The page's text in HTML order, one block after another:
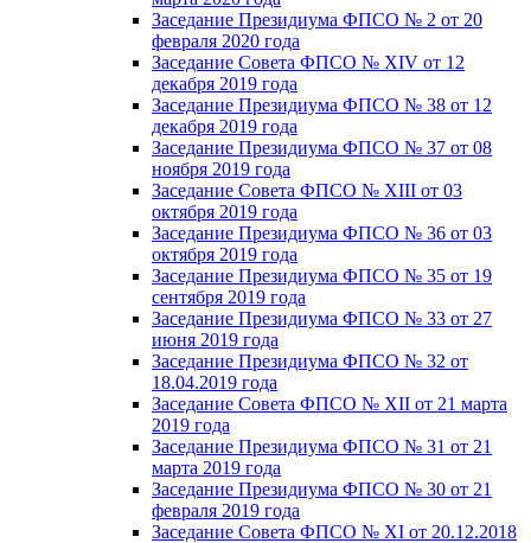
Заседание Президиума ФПСО № 2 от 20
февраля 2020 года
Заседание Совета ФПСО № XIV от 12
декабря 2019 года
Заседание Президиума ФПСО № 38 от 12
декабря 2019 года
Заседание Президиума ФПСО № 37 от 08
ноября 2019 года
Заседание Совета ФПСО № XIII от 03
октября 2019 года
Заседание Президиума ФПСО № 36 от 03
октября 2019 года
Заседание Президиума ФПСО № 35 от 19
сентября 2019 года
Заседание Президиума ФПСО № 33 от 27
июня 2019 года
Заседание Президиума ФПСО № 32 от
18.04.2019 года
Заседание Совета ФПСО № XII от 21 марта
2019 года
Заседание Президиума ФПСО № 31 от 21
марта 2019 года
Заседание Президиума ФПСО № 30 от 21
февраля 2019 года
Заседание Совета ФПСО № XI от 20.12.2018